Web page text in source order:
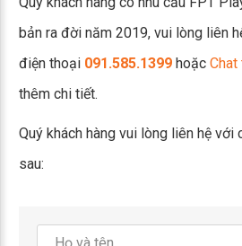
bản ra đời năm 2019, vui lòng liên
điện thoại 091.585.1399 hoặc
thêm chi tiết.
Quý khách hàng vui lòng liên hệ với
sau: